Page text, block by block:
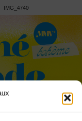
IMG_4740